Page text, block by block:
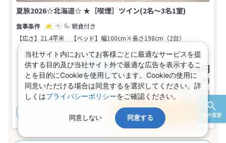
条件変更
夏旅2026☆北海道☆ ★［喫煙］ツイン(2名～3名1室)
朝食付き
【広さ】21.4平米
【ベッド】幅100cm×長さ198cm（2台）
2～3名
その他 バス トイレ 喫煙
おとな1名 税込13,100～16,300円
旅行代金合計26,200〜32,600 円
(おとな2名 こども0名・1部屋/1泊2日)
おすすめポイント プランの詳細
当社サイト内においてお客様ごとに最適なサービスを提
供する目的及び当社サイト外で最適な広告を表示するこ
とを目的にCookieを使用しています。Cookieの使用に
同意いただける場合は同意するを選択してください。詳
しくはプライバシーポリシーをご確認ください。
同意しない 同意する